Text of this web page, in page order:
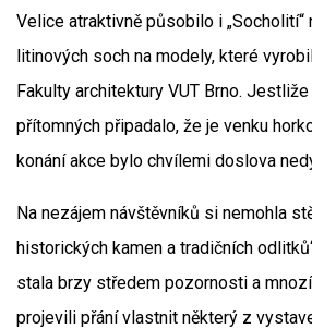
Velice atraktivně působilo i
litinových soch na modely, které
Fakulty architektury VUT Brno.
přítomných připadalo, že je venku
konání akce bylo chvílemi doslova
Na nezájem návštěvníků si nemohla
historických kamen a tradičních
stala brzy středem pozornosti a
projevili přání vlastnit některý z